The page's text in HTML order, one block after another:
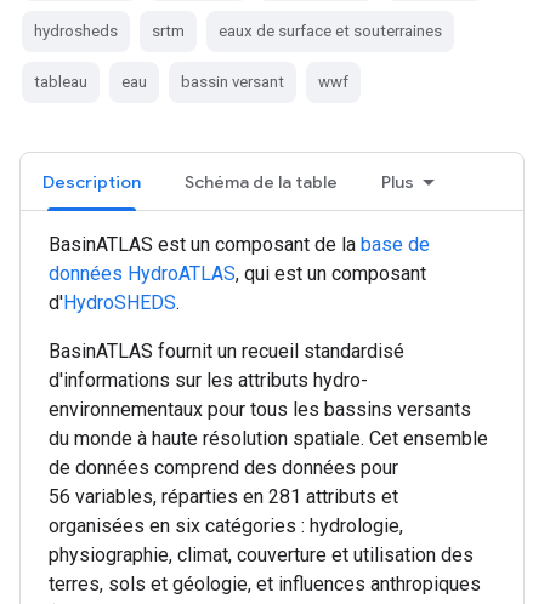
hydrosheds srtm eaux de surface et souterraines
tableau eau bassin versant wwf
Description Schéma de la table Plus
BasinATLAS est un composant de la base de
données HydroATLAS, qui est un composant
d'HydroSHEDS.
BasinATLAS fournit un recueil standardisé
d'informations sur les attributs hydro-
environnementaux pour tous les bassins versants
du monde à haute résolution spatiale. Cet ensemble
de données comprend des données pour
56 variables, réparties en 281 attributs et
organisées en six catégories : hydrologie,
physiographie, climat, couverture et utilisation des
terres, sols et géologie, et influences anthropiques